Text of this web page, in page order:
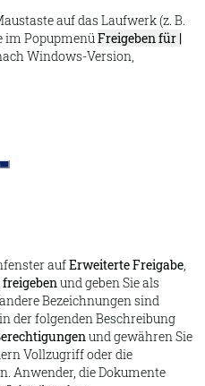
auf das Laufwerk (z. B.
im PopupmenüFreigeben für |
Windows-Version,
aufErweiterte Freigabe,
freigeben und geben Sie als
Bezeichnungen sind
der folgenden Beschreibung
und gewähren Sie
Vollzugriff oder die
Anwender, die Dokumente